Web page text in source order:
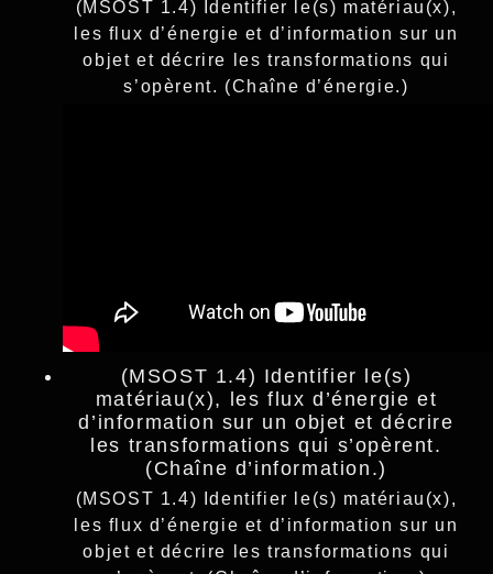
(MSOST 1.4) Identifier le(s) matériau(x),
les flux d’énergie et d’information sur un
objet et décrire les transformations qui
s’opèrent. (Chaîne d’énergie.)
(MSOST 1.4) Identifier le(s)
matériau(x), les flux d’énergie et
d’information sur un objet et décrire
les transformations qui s’opèrent.
(Chaîne d’information.)
(MSOST 1.4) Identifier le(s) matériau(x),
les flux d’énergie et d’information sur un
objet et décrire les transformations qui